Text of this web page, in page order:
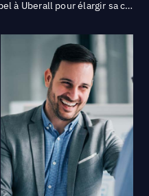
Pertemps fait appel à Uberall pour élargir sa clientèle et développer une image de marque forte